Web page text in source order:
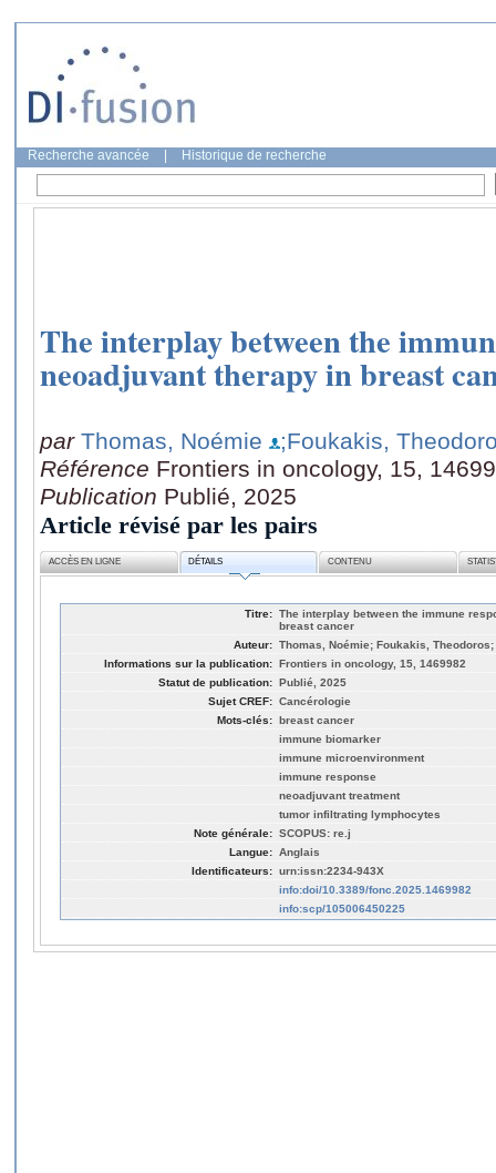
Recherche avancée Historique de recherche
The interplay between the
neoadjuvant therapy in breast
par Thomas, Noémie
;Foukakis,
Référence Frontiers in oncology, 15,
Publication Publié, 2025
Article révisé par les pairs
ACCÈS EN LIGNE DÉTAILS CONTENU
Titre: The interplay between the immune
breast cancer
Auteur: Thomas, Noémie; Foukakis,
Informations sur la publication: Frontiers in oncology, 15, 1469982
Statut de publication: Publié, 2025
Sujet CREF: Cancérologie
Mots-clés: breast cancer
immune biomarker
immune microenvironment
immune response
neoadjuvant treatment
tumor infiltrating lymphocytes
Note générale: SCOPUS: re.j
Langue: Anglais
Identificateurs: urn:issn:2234-943X
info:doi/10.3389/fonc.2025.1469982
info:scp/105006450225